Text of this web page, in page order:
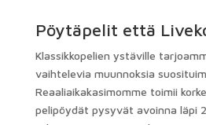
Pöytäpelit että
Klassikkopelien ystäville
vaihtelevia muunnoksia
Reaaliaikakasimomme toimii
pelipöydät pysyvät avoinna läpi